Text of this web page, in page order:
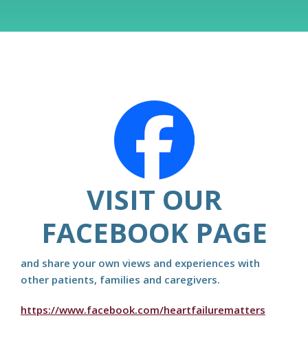
VISIT OUR
FACEBOOK PAGE
and share your own views and experiences with
other patients, families and caregivers.
https://www.facebook.com/heartfailurematters